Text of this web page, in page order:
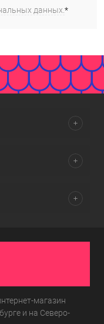
данных.*
магазин
и на Северо-